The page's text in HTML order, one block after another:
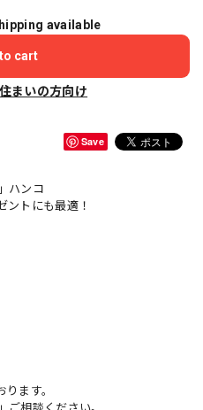
available
cart
まいの方向け
Save
ハンコ
ントにも最適！
ます。